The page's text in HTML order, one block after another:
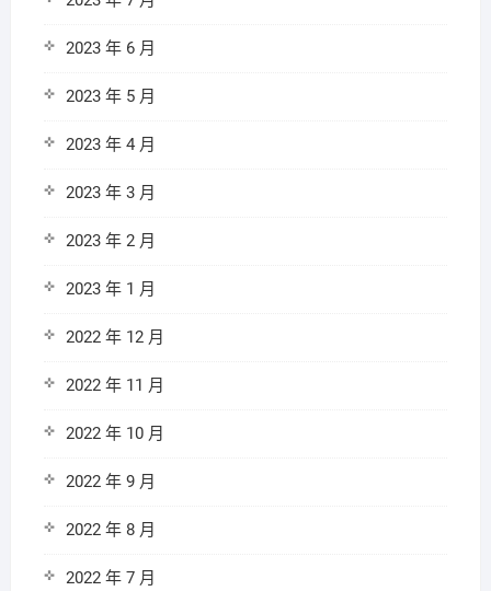
2023 年 6 月
2023 年 5 月
2023 年 4 月
2023 年 3 月
2023 年 2 月
2023 年 1 月
2022 年 12 月
2022 年 11 月
2022 年 10 月
2022 年 9 月
2022 年 8 月
2022 年 7 月